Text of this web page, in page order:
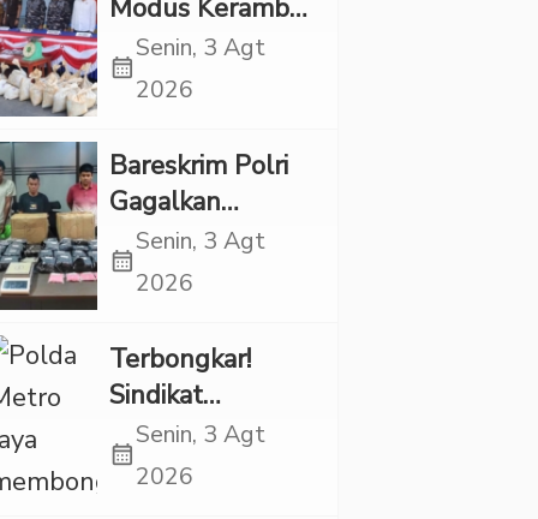
Modus Keramba
Apung, 1,6 Ton
Pasir Timah
Diselundupkan
calendar_month
Senin, 3 Agt
2026
Bareskrim Polri
Gagalkan
Penyelundupan
86,3 Kg Sabu,
Internasional
Diburu
calendar_month
Senin, 3 Agt
2026
Terbongkar!
Sindikat
Tembakau
Sintetis
calendar_month
Senin, 3 Agt
2026